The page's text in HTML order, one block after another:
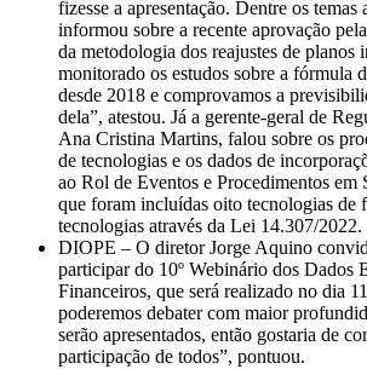
fizesse a apresentação. Dentre os temas
informou sobre a recente aprovação
da metodologia dos reajustes de planos
monitorado os estudos sobre a fórmula
desde 2018 e comprovamos a
dela”, atestou. Já a gerente-geral de
Ana Cristina Martins, falou sobre os
de tecnologias e os dados de
ao Rol de Eventos e Procedimentos em
que foram incluídas oito tecnologias de
tecnologias através da Lei 14.307/2022.
DIOPE – O diretor Jorge Aquino
participar do 10º Webinário dos Dados
Financeiros, que será realizado no dia
poderemos debater com maior
serão apresentados, então gostaria de
participação de todos”, pontuou.